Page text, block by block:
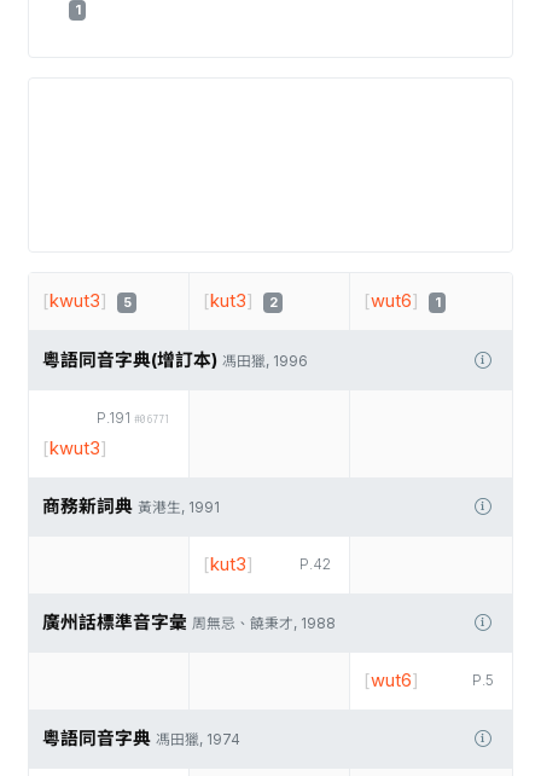
1
[kwut3] 5 [kut3] 2 [wut6] 1
粵語同音字典(增訂本) 馮田獵, 1996
P.191 #06771
[kwut3]
商務新詞典 黃港生, 1991
P.42
[kut3]
廣州話標準音字彙 周無忌、饒秉才, 1988
P.5
[wut6]
粵語同音字典 馮田獵, 1974